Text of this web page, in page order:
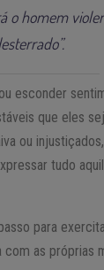
o homem
esconder
que eles
ou
tudo
para
as próprias